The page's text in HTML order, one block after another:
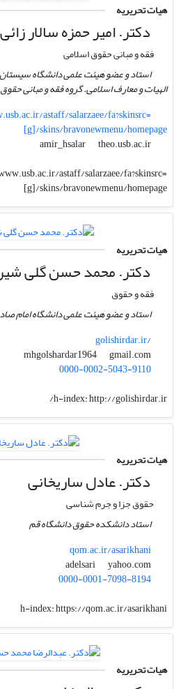
هیات تحریریه
دکتر. امیر حمزه سالار زائی
فقه و مبانی حقوق اسلامی
استاد و عضو هیئت علمی دانشگاه
الهیات و معارف اسلامی. گروه فقه و مبانی حقوق
astaff/salarzaee/fa?skinsrc=
[g]/skins/bravonewmenu/homepage
amir_hsalar
theo.usb.ac.ir
astaff/salarzaee/fa?skinsrc=
[g]/skins/bravonewmenu/homepage
هیات تحریریه
دکتر. محمد حسن گلی
فقه و حقوق
استاد و عضو هیئت علمی دانشگاه امام
golishirdar.ir/
mhgolshardar1964
gmail.com
0000-0002-5043-9110
h-index:http://golishirdar.ir/
هیات تحریریه
دکتر. عادل ساریخانی
حقوق جزا و جرم شناسی
استاد دانشکده حقوق دانشگاه قم
qom.ac.ir/asarikhani
adelsari
yahoo.com
0000-0001-7098-8194
h-index:https://qom.ac.ir/asarikhani
هیات تحریریه